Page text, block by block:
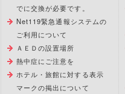
でに交換が必要です。
Net119緊急通報システムの
ご利用について
ＡＥＤの設置場所
熱中症にご注意を
ホテル・旅館に対する表示
マークの掲出について